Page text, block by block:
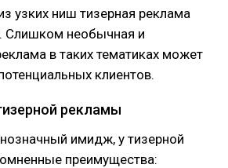
узких ниш тизерная реклама
Слишком необычная и
в таких тематиках может
клиентов.
рекламы
имидж, у тизерной
преимущества: